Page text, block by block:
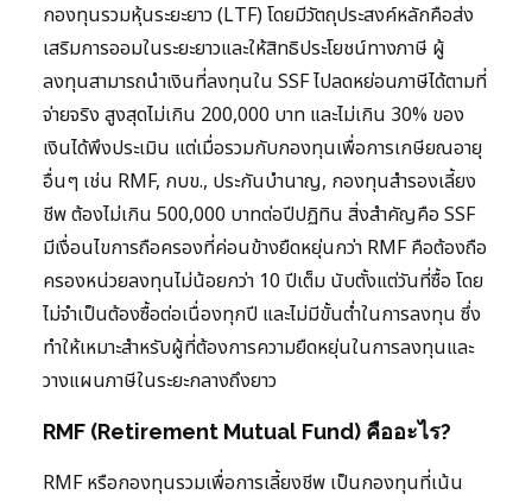
กองทุนรวมหุ้นระยะยาว (LTF) โดยมีวัตถุประสงค์หลักคือส่ง
เสริมการออมในระยะยาวและให้สิทธิประโยชน์ทางภาษี ผู้
ลงทุนสามารถนำเงินที่ลงทุนใน SSF ไปลดหย่อนภาษีได้ตามที่
จ่ายจริง สูงสุดไม่เกิน 200,000 บาท และไม่เกิน 30% ของ
เงินได้พึงประเมิน แต่เมื่อรวมกับกองทุนเพื่อการเกษียณอายุ
อื่นๆ เช่น RMF, กบข., ประกันบำนาญ, กองทุนสำรองเลี้ยง
ชีพ ต้องไม่เกิน 500,000 บาทต่อปีปฏิทิน สิ่งสำคัญคือ SSF
มีเงื่อนไขการถือครองที่ค่อนข้างยืดหยุ่นกว่า RMF คือต้องถือ
ครองหน่วยลงทุนไม่น้อยกว่า 10 ปีเต็ม นับตั้งแต่วันที่ซื้อ โดย
ไม่จำเป็นต้องซื้อต่อเนื่องทุกปี และไม่มีขั้นต่ำในการลงทุน ซึ่ง
ทำให้เหมาะสำหรับผู้ที่ต้องการความยืดหยุ่นในการลงทุนและ
วางแผนภาษีในระยะกลางถึงยาว
RMF (Retirement Mutual Fund) คืออะไร?
RMF หรือกองทุนรวมเพื่อการเลี้ยงชีพ เป็นกองทุนที่เน้น